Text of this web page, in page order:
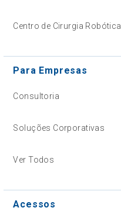
Centro de Cirurgia Robótica
Para Empresas
Consultoria
Soluções Corporativas
Ver Todos
Acessos